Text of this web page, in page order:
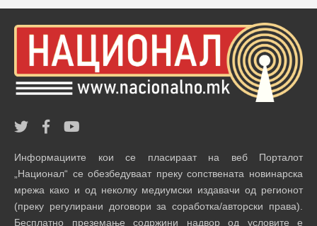
Информациите кои се пласираат на веб Порталот
„Национал“ се обезбедуваат преку сопствената новинарска
мрежа како и од неколку медиумски издавачи од регионот
(преку регулирани договори за соработка/авторски права).
Бесплатно преземање содржини надвор од условите е